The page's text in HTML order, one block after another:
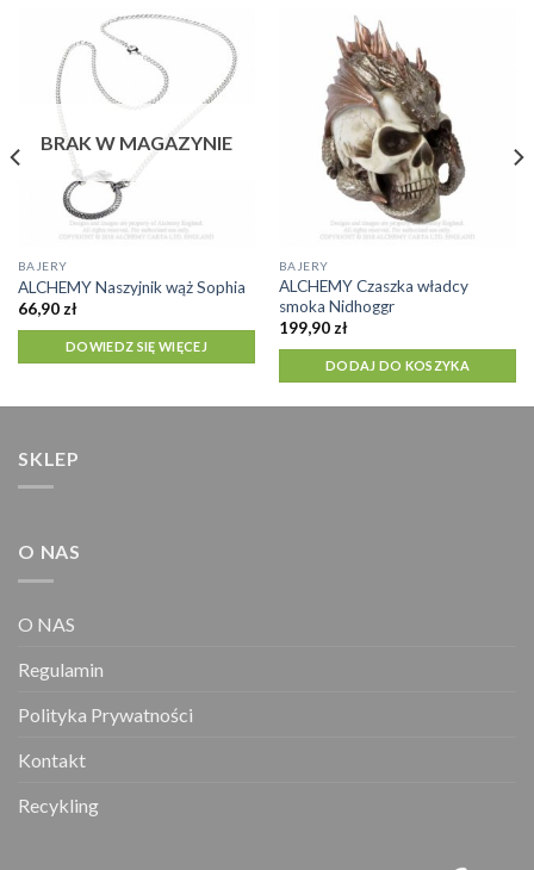
BRAK W MAGAZYNIE
BAJERY
ALCHEMY Naszyjnik wąż Sophia
66,90 zł
DOWIEDZ SIĘ WIĘCEJ
BAJERY
ALCHEMY Czaszka władcy
smoka Nidhoggr
199,90zł
DODAJ DO KOSZYKA
SKLEP
O NAS
O NAS
Regulamin
Polityka Prywatności
Kontakt
Recykling